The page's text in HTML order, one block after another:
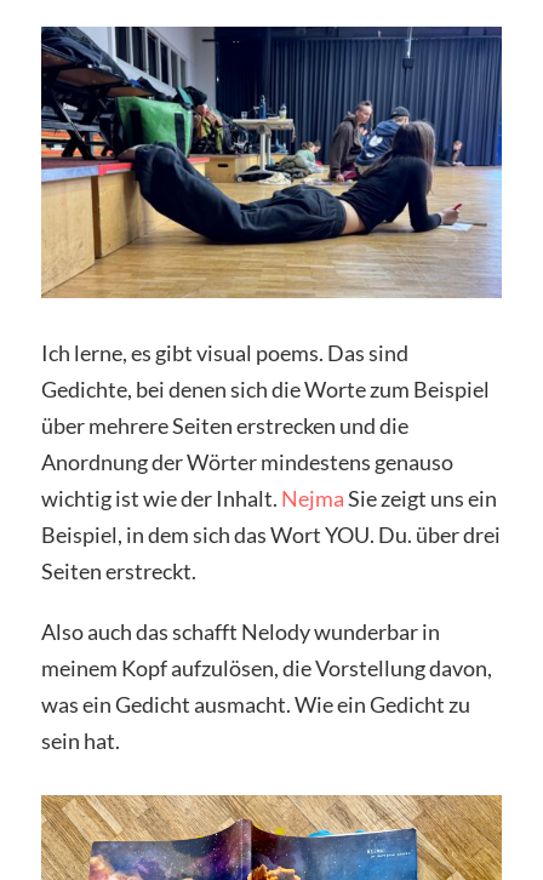
Ich lerne, es gibt visual poems. Das sind
Gedichte, bei denen sich die Worte zum Beispiel
über mehrere Seiten erstrecken und die
Anordnung der Wörter mindestens genauso
wichtig ist wie der Inhalt. NejmaSie zeigt uns ein
Beispiel, in dem sich das Wort YOU. Du. über drei
Seiten erstreckt.
Also auch das schafft Nelody wunderbar in
meinem Kopf aufzulösen, die Vorstellung davon,
was ein Gedicht ausmacht. Wie ein Gedicht zu
sein hat.